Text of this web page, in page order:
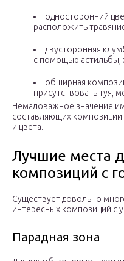
односторонний
расположить
двусторонняя
с помощью астильбы,
обширная
присутствовать туя,
Немаловажное значение
составляющих
и цвета.
Лучшие места
композиций с
Существует довольно
интересных композиций с
Парадная зона